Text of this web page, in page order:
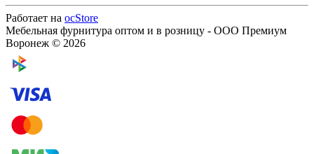
Работает на ocStore
Мебельная фурнитура оптом и в розницу - ООО Премиум
Воронеж © 2026